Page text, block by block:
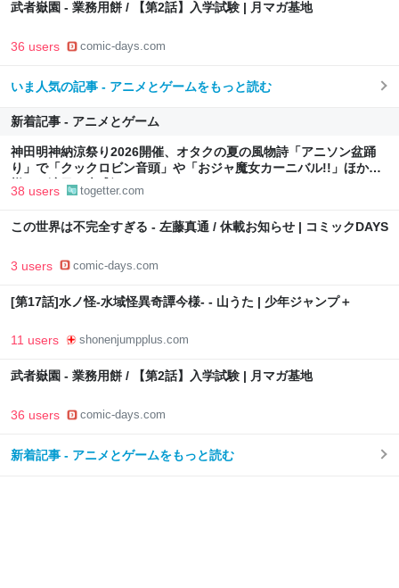
武者嶽園 - 業務用餅 / 【第2話】入学試験 | 月マガ基地
36 users comic-days.com
いま人気の記事 - アニメとゲームをもっと読む
新着記事 - アニメとゲーム
神田明神納涼祭り2026開催、オタクの夏の風物詩「アニソン盆踊
り」で「クックロビン音頭」や「おジャ魔女カーニバル!!」ほか
様々な演目で大盛況
38 users togetter.com
この世界は不完全すぎる - 左藤真通 / 休載お知らせ | コミックDAYS
3 users comic-days.com
[第17話]水ノ怪-水域怪異奇譚今様- - 山うた | 少年ジャンプ＋
11 users shonenjumpplus.com
武者嶽園 - 業務用餅 / 【第2話】入学試験 | 月マガ基地
36 users comic-days.com
新着記事 - アニメとゲームをもっと読む